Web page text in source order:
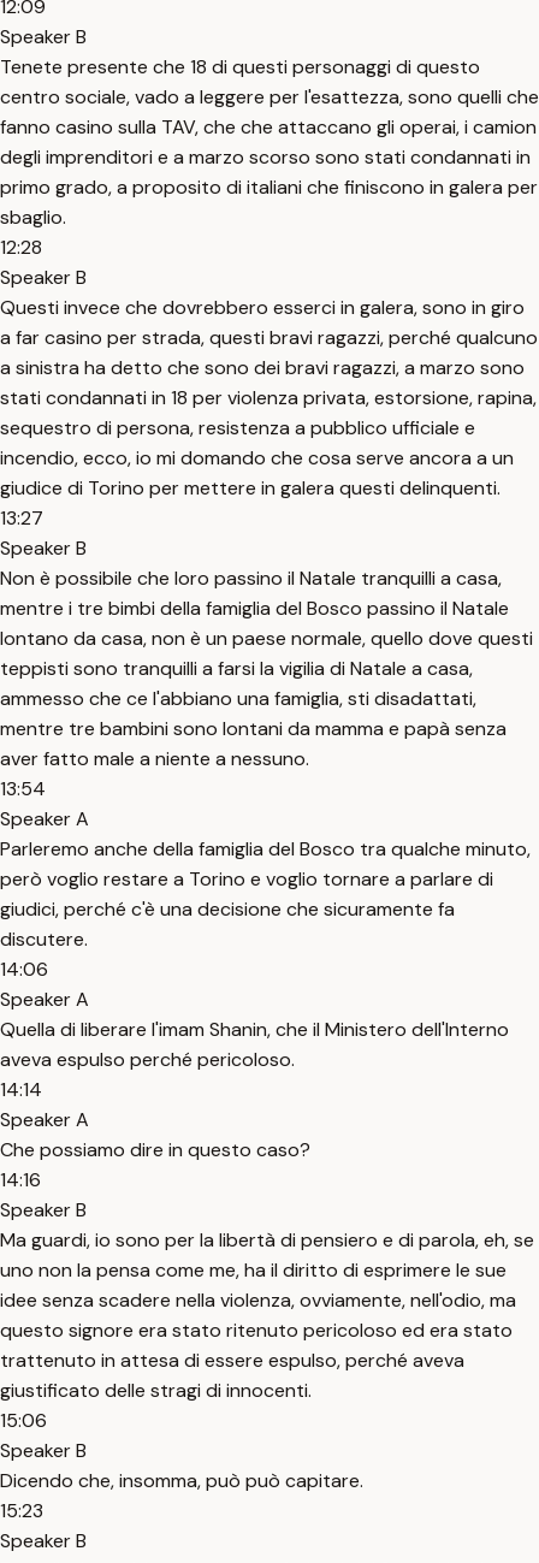
12:09
Speaker B
Tenete presente che 18 di questi personaggi di questo
centro sociale, vado a leggere per l'esattezza, sono quelli che
fanno casino sulla TAV, che che attaccano gli operai, i camion
degli imprenditori e a marzo scorso sono stati condannati in
primo grado, a proposito di italiani che finiscono in galera per
sbaglio.
12:28
Speaker B
Questi invece che dovrebbero esserci in galera, sono in giro
a far casino per strada, questi bravi ragazzi, perché qualcuno
a sinistra ha detto che sono dei bravi ragazzi, a marzo sono
stati condannati in 18 per violenza privata, estorsione, rapina,
sequestro di persona, resistenza a pubblico ufficiale e
incendio, ecco, io mi domando che cosa serve ancora a un
giudice di Torino per mettere in galera questi delinquenti.
13:27
Speaker B
Non è possibile che loro passino il Natale tranquilli a casa,
mentre i tre bimbi della famiglia del Bosco passino il Natale
lontano da casa, non è un paese normale, quello dove questi
teppisti sono tranquilli a farsi la vigilia di Natale a casa,
ammesso che ce l'abbiano una famiglia, sti disadattati,
mentre tre bambini sono lontani da mamma e papà senza
aver fatto male a niente a nessuno.
13:54
Speaker A
Parleremo anche della famiglia del Bosco tra qualche minuto,
però voglio restare a Torino e voglio tornare a parlare di
giudici, perché c'è una decisione che sicuramente fa
discutere.
14:06
Speaker A
Quella di liberare l'imam Shanin, che il Ministero dell'Interno
aveva espulso perché pericoloso.
14:14
Speaker A
Che possiamo dire in questo caso?
14:16
Speaker B
Ma guardi, io sono per la libertà di pensiero e di parola, eh, se
uno non la pensa come me, ha il diritto di esprimere le sue
idee senza scadere nella violenza, ovviamente, nell'odio, ma
questo signore era stato ritenuto pericoloso ed era stato
trattenuto in attesa di essere espulso, perché aveva
giustificato delle stragi di innocenti.
15:06
Speaker B
Dicendo che, insomma, può può capitare.
15:23
Speaker B